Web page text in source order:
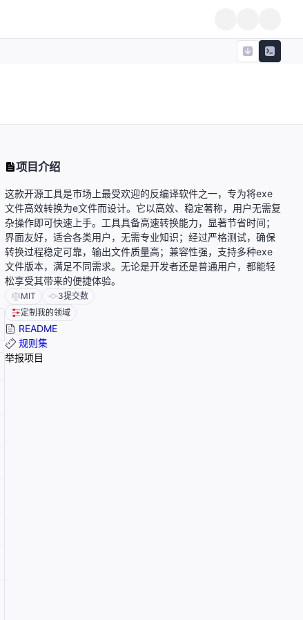
项目介绍
这款开源工具是市场上最受欢迎的反编译软件之一，专为将exe
文件高效转换为e文件而设计。它以高效、稳定著称，用户无需复
杂操作即可快速上手。工具具备高速转换能力，显著节省时间；
界面友好，适合各类用户，无需专业知识；经过严格测试，确保
转换过程稳定可靠，输出文件质量高；兼容性强，支持多种exe
文件版本，满足不同需求。无论是开发者还是普通用户，都能轻
松享受其带来的便捷体验。
MIT 3提交数
定制我的领域
README
规则集
举报项目